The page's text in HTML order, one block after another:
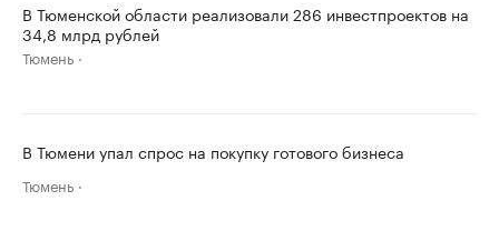
В Тюменской области реализовали 286 инвестпроектов на
34,8 млрд рублей
Тюмень
В Тюмени упал спрос на покупку готового бизнеса
Тюмень